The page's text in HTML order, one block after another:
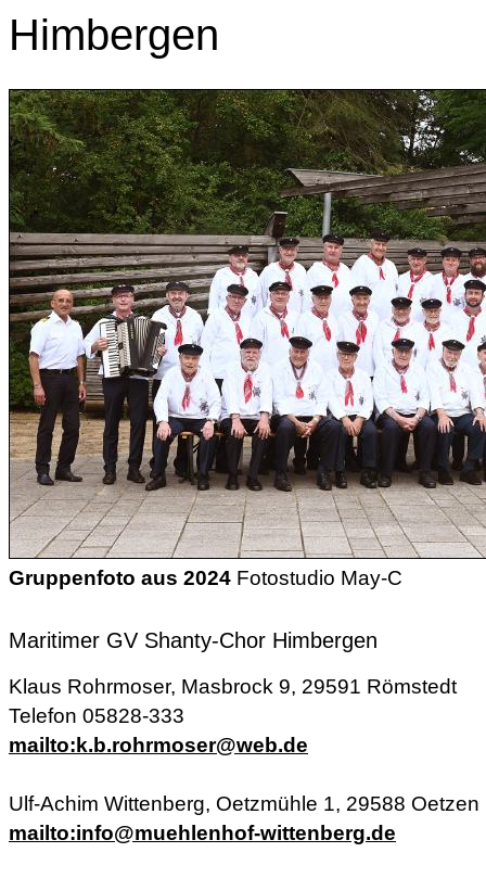
Himbergen
Gruppenfoto aus 2024 Fotostudio May-C
Maritimer GV Shanty-Chor Himbergen
Klaus Rohrmoser, Masbrock 9, 29591 Römstedt
Telefon 05828-333
mailto:k.b.rohrmoser@web.de
Ulf-Achim Wittenberg, Oetzmühle 1, 29588 Oetzen
mailto:info@muehlenhof-wittenberg.de